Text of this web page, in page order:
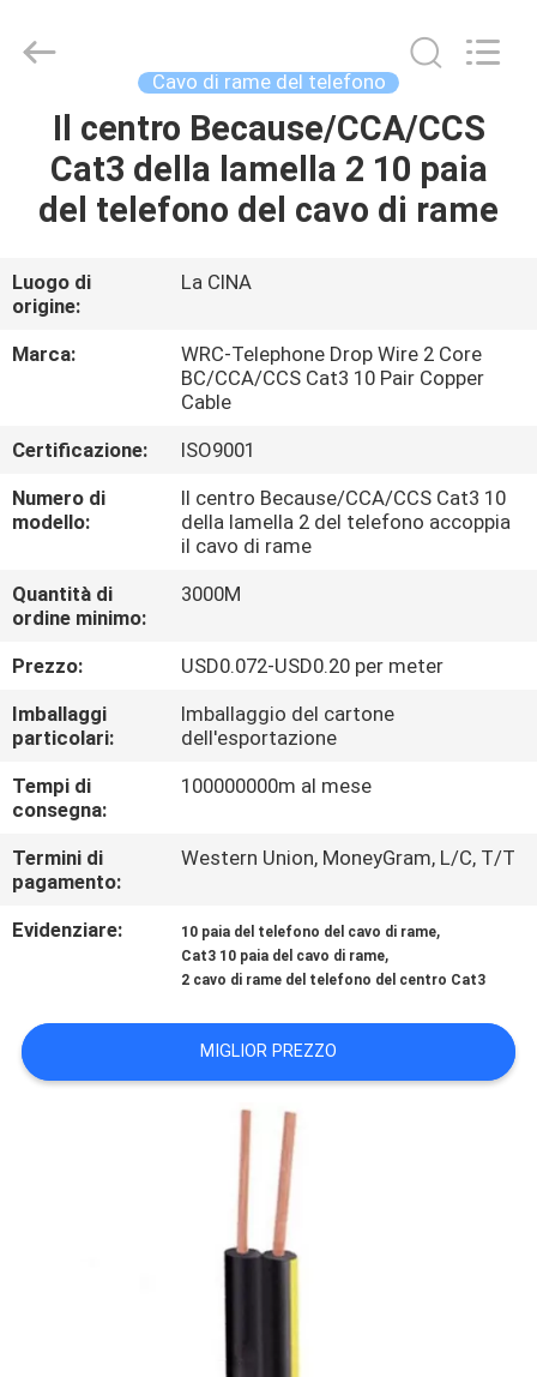
CASA
PRODOTTI
CIRCA
NOI
DELLA
FABBRICA
CONTROLLO
DI
QUALITÀ
CONTATTICI
NOTIZIE
CASI
MAPPA
SITO
Weiruo
Communication
Cavo di rame del telefono
Il centro Because/CCA/CCS
Cat3 della lamella 2 10 paia
del telefono del cavo di rame
Luogo di
origine:
La CINA
Marca:
WRC-Telephone Drop Wire 2 Core
BC/CCA/CCS Cat3 10 Pair Copper
Cable
Certificazione:
ISO9001
Numero di
modello:
Il centro Because/CCA/CCS Cat3 10
della lamella 2 del telefono accoppia
il cavo di rame
Quantità di
ordine minimo:
3000M
Prezzo:
USD0.072-USD0.20 per meter
Imballaggi
particolari:
Imballaggio del cartone
dell'esportazione
Tempi di
consegna:
100000000m al mese
Termini di
pagamento:
Western Union, MoneyGram, L/C, T/T
Evidenziare: 10 paia del telefono del cavo di rame,
Cat3 10 paia del cavo di rame,
2 cavo di rame del telefono del centro Cat3
MIGLIOR PREZZO